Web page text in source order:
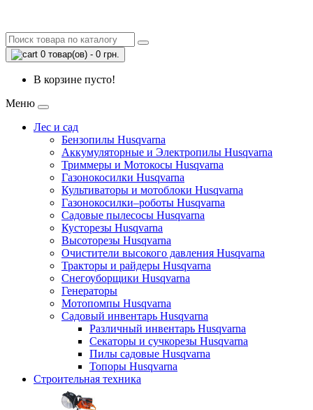
0 товар(ов) - 0 грн.
В корзине пусто!
Меню
Лес и сад
Бензопилы Husqvarna
Аккумуляторные и Электропилы Нusqvarna
Триммеры и Мотокосы Нusqvarna
Газонокосилки Husqvarna
Культиваторы и мотоблоки Husqvarna
Газонокосилки–роботы Husqvarna
Садовые пылесосы Husqvarna
Кусторезы Husqvarna
Высоторезы Husqvarna
Очистители высокого давления Husqvarna
Тракторы и райдеры Husqvarna
Снегоуборщики Husqvarna
Генераторы
Мотопомпы Husqvarna
Садовый инвентарь Husqvarna
Различный инвентарь Husqvarna
Секаторы и сучкорезы Husqvarna
Пилы садовые Husqvarna
Топоры Husqvarna
Строительная техника